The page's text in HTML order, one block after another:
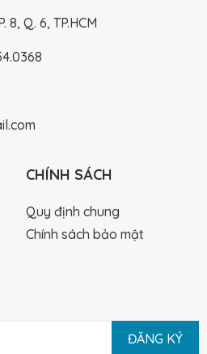
8, Q. 6, TP.HCM
CHÍNH SÁCH
Quy định chung
Chính sách bảo mật
ĐĂNG KÝ